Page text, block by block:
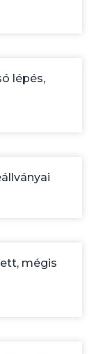
lépés,
mégis